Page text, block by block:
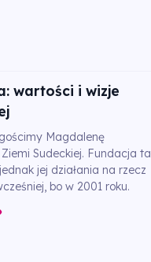
wartości i wizje
Magdalenę
Sudeckiej. Fundacja ta
jej działania na rzecz
bo w 2001 roku.